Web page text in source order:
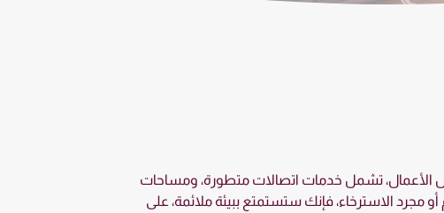
الأعمال، تشمل خدمات اتصالات متطورة، ومساحات
الاسترخاء، فإنك ستستمتع ببيئة ملائمة، على